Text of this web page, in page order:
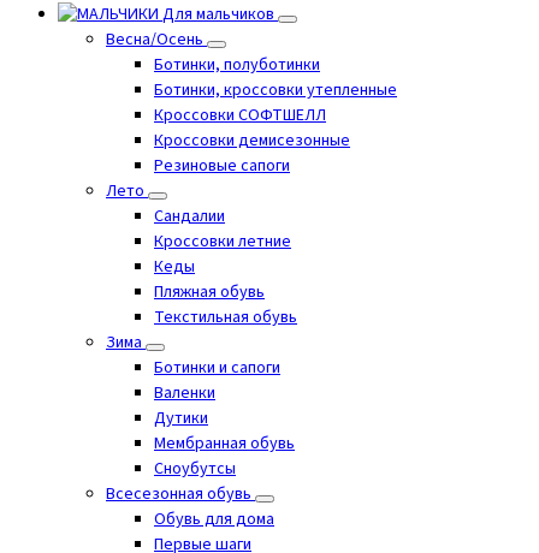
Для мальчиков
Весна/Осень
Ботинки, полуботинки
Ботинки, кроссовки утепленные
Кроссовки СОФТШЕЛЛ
Кроссовки демисезонные
Резиновые сапоги
Лето
Cандалии
Кроссовки летние
Кеды
Пляжная обувь
Текстильная обувь
Зима
Ботинки и сапоги
Валенки
Дутики
Мембранная обувь
Сноубутсы
Всесезонная обувь
Обувь для дома
Первые шаги